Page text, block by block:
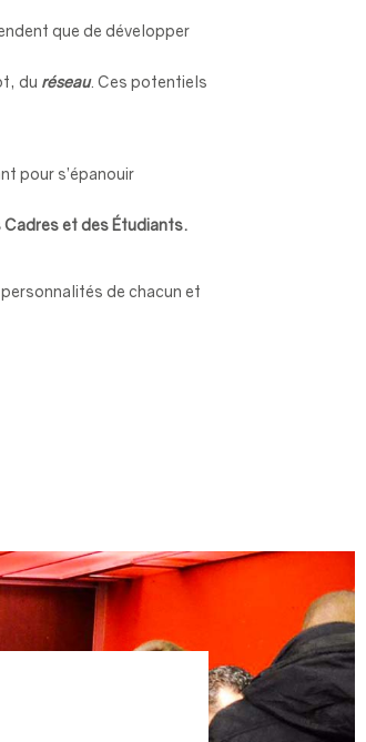
que de développer
du réseau. Ces potentiels
pour s’épanouir
Cadres et des Étudiants.
de chacun et